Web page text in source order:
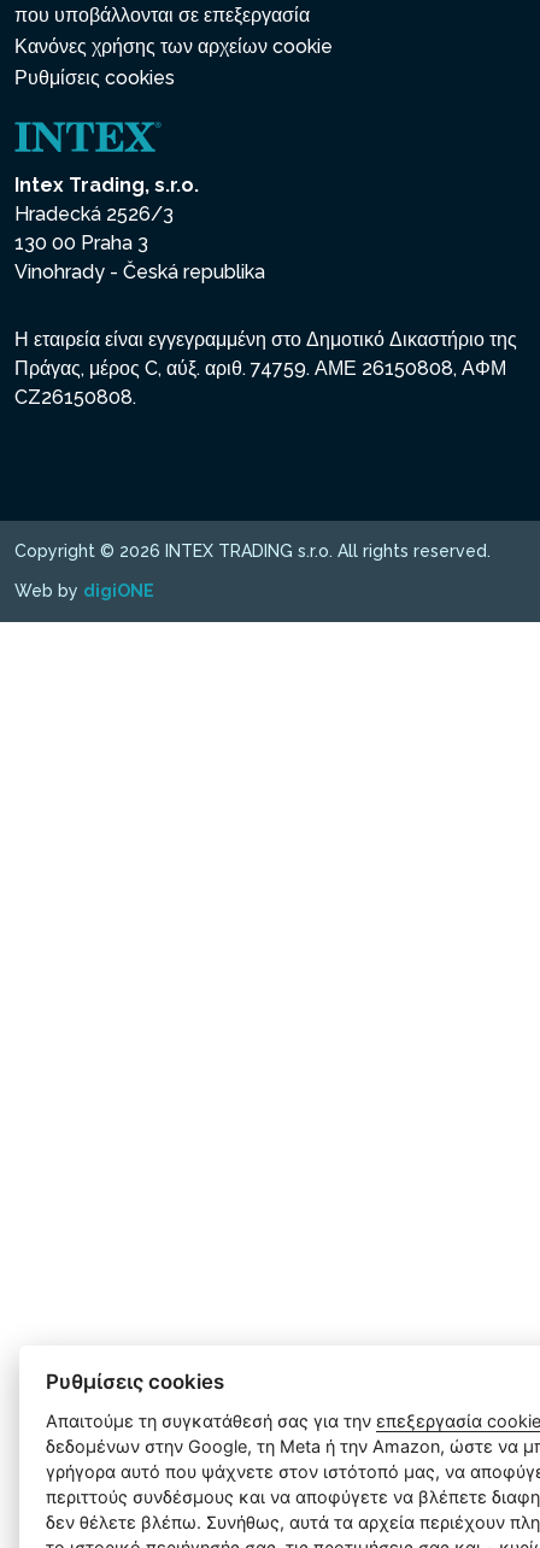
που υποβάλλονται σε επεξεργασία
Κανόνες χρήσης των αρχείων cookie
Ρυθμίσεις cookies
Intex Trading, s.r.o.
Hradecká 2526/3
130 00 Praha 3
Vinohrady - Česká republika
Η εταιρεία είναι εγγεγραμμένη στο Δημοτικό Δικαστήριο της
Πράγας, μέρος C, αύξ. αριθ. 74759. ΑΜΕ 26150808, ΑΦΜ
CZ26150808.
Copyright © 2026 INTEX TRADING s.r.o. All rights reserved.
Web by digiONE
Ρυθμίσεις cookies
Απαιτούμε τη συγκατάθεσή σας για τηνεπεξεργασία
δεδομένων στην Google, τη Meta ή την Amazon, ώστε να
γρήγορα αυτό που ψάχνετε στον ιστότοπό μας, να
περιττούς συνδέσμους και να αποφύγετε να βλέπετε
δεν θέλετε βλέπω. Συνήθως, αυτά τα αρχεία περιέχουν